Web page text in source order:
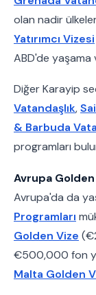
olan nadir
Yatırımcı Vizesi
ABD'de yaşama
Diğer Karayip
Vatandaşlık,
& Barbuda
programları
Avrupa Golden
Avrupa'da da
Programları
Golden Vize
€500,000 fon
Malta Golden